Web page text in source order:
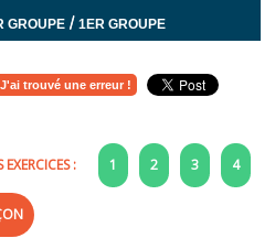
GROUPE /1ER GROUPE
J'ai trouvé une erreur !
EXERCICES : 1 2 3 4